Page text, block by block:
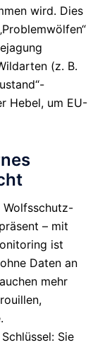
wird. Dies
(z. B.
Hebel, um EU-
Wolfsschutz-
– mit
ist
Daten an
mehr
Sie